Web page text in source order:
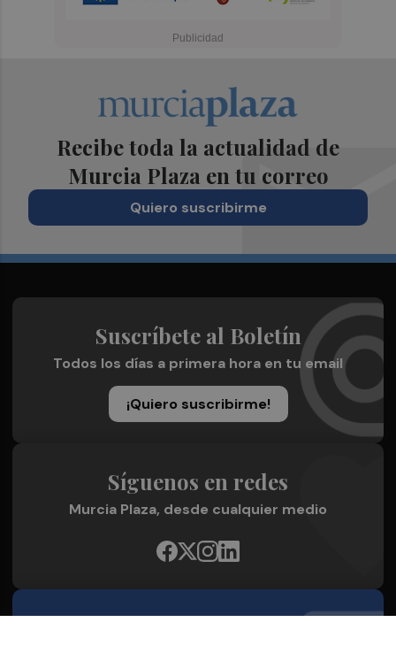
Recibe toda la actualidad de
Murcia Plaza en tu correo
Quiero suscribirme
Suscríbete al Boletín
Todos los días a primera hora en tu email
¡Quiero suscribirme!
Síguenos en redes
Murcia Plaza, desde cualquier medio